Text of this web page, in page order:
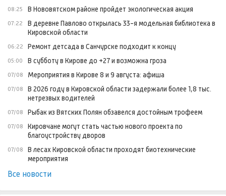
08:25 В Нововятском районе пройдет экологическая акция
07:22
В деревне Павлово открылась 33-я модельная библиотека в
Кировской области
06:22 Ремонт детсада в Санчурске подходит к концу
05:00 В субботу в Кирове до +27 и возможна гроза
07/08 Мероприятия в Кирове 8 и 9 августа: афиша
07/08
В 2026 году в Кировской области задержали более 1,8 тыс.
нетрезвых водителей
07/08 Рыбак из Вятских Полян обзавелся достойным трофеем
07/08
Кировчане могут стать частью нового проекта по
благоустройству дворов
07/08
В лесах Кировской области проходят биотехнические
мероприятия
Все новости